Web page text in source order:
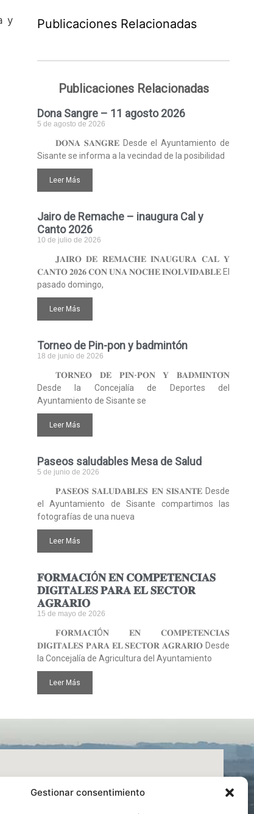
Gestionar consentimiento
y
Publicaciones Relacionadas
Publicaciones Relacionadas
Dona Sangre – 11 agosto 2026
5 de agosto de 2026
𝐃𝐎𝐍𝐀 𝐒𝐀𝐍𝐆𝐑𝐄 Desde el Ayuntamiento de
Sisante se informa a la vecindad de la posibilidad
Leer Más
Jairo de Remache – inaugura Cal y
Canto 2026
10 de julio de 2026
𝐉𝐀𝐈𝐑𝐎 𝐃𝐄 𝐑𝐄𝐌𝐀𝐂𝐇𝐄 𝐈𝐍𝐀𝐔𝐆𝐔𝐑𝐀 𝐂𝐀𝐋 𝐘
𝐂𝐀𝐍𝐓𝐎 𝟐𝟎𝟐𝟔 𝐂𝐎𝐍 𝐔𝐍𝐀 𝐍𝐎𝐂𝐇𝐄 𝐈𝐍𝐎𝐋𝐕𝐈𝐃𝐀𝐁𝐋𝐄 El
pasado domingo,
Leer Más
Torneo de Pin-pon y badmintón
18 de junio de 2026
𝐓𝐎𝐑𝐍𝐄𝐎 𝐃𝐄 𝐏𝐈𝐍-𝐏𝐎𝐍 𝐘 𝐁𝐀𝐃𝐌𝐈𝐍𝐓𝐎́𝐍
Desde la Concejalía de Deportes del
Ayuntamiento de Sisante se
Leer Más
Paseos saludables Mesa de Salud
5 de junio de 2026
𝐏𝐀𝐒𝐄𝐎𝐒 𝐒𝐀𝐋𝐔𝐃𝐀𝐁𝐋𝐄𝐒 𝐄𝐍 𝐒𝐈𝐒𝐀𝐍𝐓𝐄 Desde
el Ayuntamiento de Sisante compartimos las
fotografías de una nueva
Leer Más
𝐅𝐎𝐑𝐌𝐀𝐂𝐈Ó𝐍 𝐄𝐍 𝐂𝐎𝐌𝐏𝐄𝐓𝐄𝐍𝐂𝐈𝐀𝐒
𝐃𝐈𝐆𝐈𝐓𝐀𝐋𝐄𝐒 𝐏𝐀𝐑𝐀 𝐄𝐋 𝐒𝐄𝐂𝐓𝐎𝐑
𝐀𝐆𝐑𝐀𝐑𝐈𝐎
15 de mayo de 2026
𝐅𝐎𝐑𝐌𝐀𝐂𝐈Ó𝐍 𝐄𝐍 𝐂𝐎𝐌𝐏𝐄𝐓𝐄𝐍𝐂𝐈𝐀𝐒
𝐃𝐈𝐆𝐈𝐓𝐀𝐋𝐄𝐒 𝐏𝐀𝐑𝐀 𝐄𝐋 𝐒𝐄𝐂𝐓𝐎𝐑 𝐀𝐆𝐑𝐀𝐑𝐈𝐎 Desde
la Concejalía de Agricultura del Ayuntamiento
Leer Más